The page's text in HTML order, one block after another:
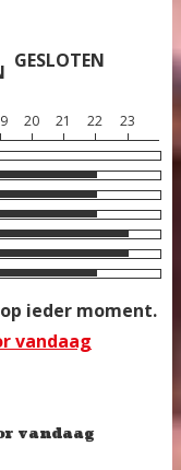
GESLOTEN
20 21 22 23
ieder moment.
vandaag
vandaag